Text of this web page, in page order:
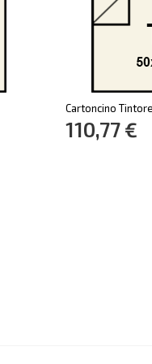
Cartoncino
110,77 €